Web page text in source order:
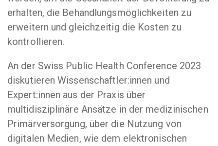
erhalten, die Behandlungsmöglichkeiten zu
erweitern und gleichzeitig die Kosten zu
kontrollieren.
An der Swiss Public Health Conference 2023
diskutieren Wissenschaftler:innen und
Expert:innen aus der Praxis über
multidisziplinäre Ansätze in der medizinischen
Primärversorgung, über die Nutzung von
digitalen Medien, wie dem elektronischen